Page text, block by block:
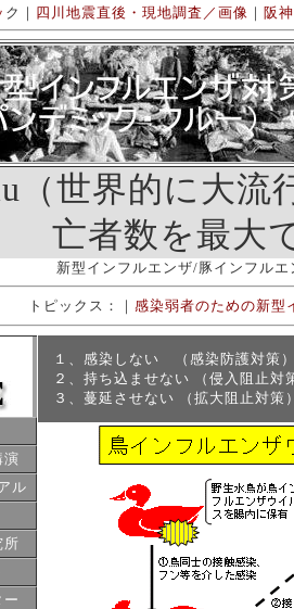
ク｜ 四川地震直後・現地調査／画像 ｜ 阪
（世界的に大
亡者数を最大
新型インフルエンザ/豚インフル
トピックス：｜ 感染弱者のための新型
演
ル
所
ー
１、感染しない （感染防護対策
２、持ち込ませない （侵入阻止
３、蔓延させない （拡大阻止対策